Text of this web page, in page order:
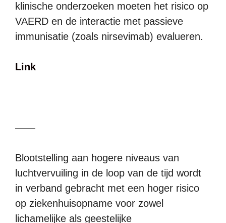
klinische onderzoeken moeten het risico op
VAERD en de interactie met passieve
immunisatie (zoals nirsevimab) evalueren.
Link
——
Blootstelling aan hogere niveaus van
luchtvervuiling in de loop van de tijd wordt
in verband gebracht met een hoger risico
op ziekenhuisopname voor zowel
lichamelijke als geestelijke